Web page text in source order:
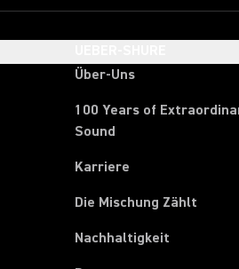
Über-Uns
100 Years of
Sound
Karriere
Die Mischung Zählt
Nachhaltigkeit